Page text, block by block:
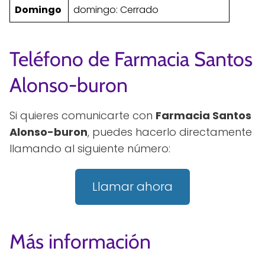
Domingo
domingo: Cerrado
Teléfono de Farmacia Santos
Alonso-buron
Si quieres comunicarte con Farmacia Santos
Alonso-buron, puedes hacerlo directamente
llamando al siguiente número:
Llamar ahora
Más información